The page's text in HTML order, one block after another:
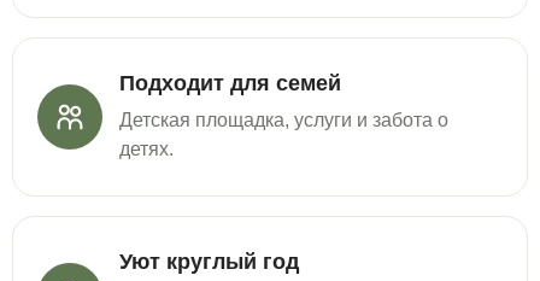
Подходит для семей
Детская площадка, услуги и забота о
детях.
Уют круглый год